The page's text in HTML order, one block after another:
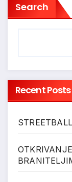
Search
Recent Posts